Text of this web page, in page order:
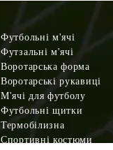
Футбольні м'ячі
Футзальні м'ячі
Воротарська форма
Воротарські рукавиці
М'ячі для футболу
Футбольні щитки
Термобілизна
Спортивні костюми